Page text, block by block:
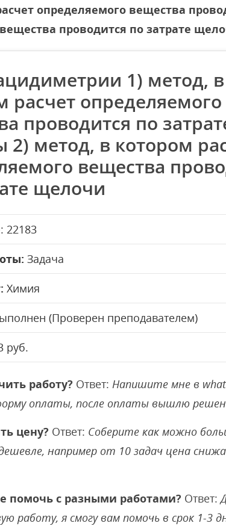
определяемого вещества
проводится по затрате
1) метод, в
расчет определяемого
проводится по
2) метод, в котором
вещества
щелочи
: 22183
Задача
Химия
(Проверен преподавателем)
руб.
работу? Ответ: Напишите мне в
оплаты, после оплаты вышлю
цену? Ответ: Соберите как можно
например от 10 задач цена
помочь с разными работами? Ответ:
работу, я смогу вам помочь в срок 1-3